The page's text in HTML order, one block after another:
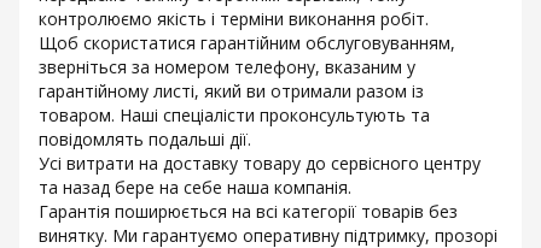
контролюємо якість і терміни виконання робіт.
Щоб скористатися гарантійним обслуговуванням,
зверніться за номером телефону, вказаним у
гарантійному листі, який ви отримали разом із
товаром. Наші спеціалісти проконсультують та
повідомлять подальші дії.
Усі витрати на доставку товару до сервісного центру
та назад бере на себе наша компанія.
Гарантія поширюється на всі категорії товарів без
винятку. Ми гарантуємо оперативну підтримку, прозорі